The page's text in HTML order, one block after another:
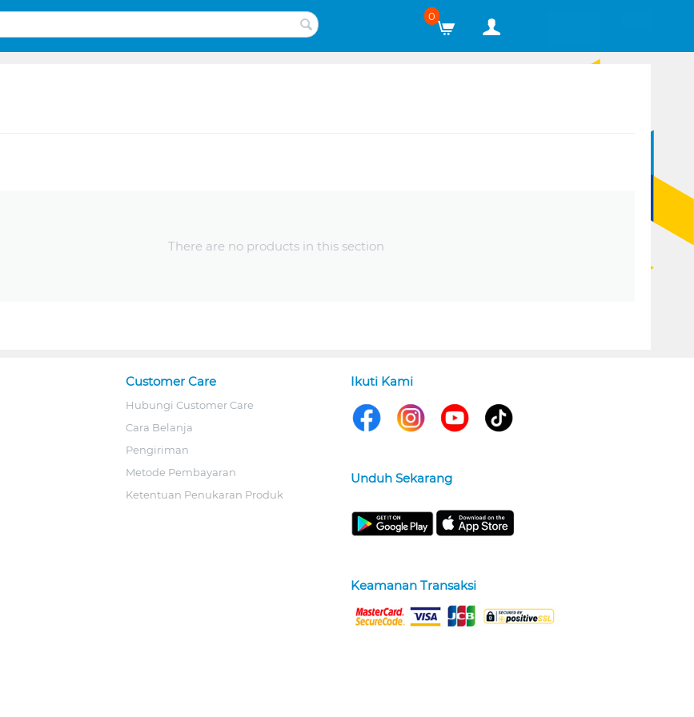
0
There are no products in this section
Customer Care
Hubungi Customer Care
Cara Belanja
Pengiriman
Metode Pembayaran
Ketentuan Penukaran Produk
Ikuti Kami
Unduh Sekarang
Keamanan Transaksi